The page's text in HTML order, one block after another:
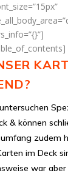
& können
zudem
im Deck
war